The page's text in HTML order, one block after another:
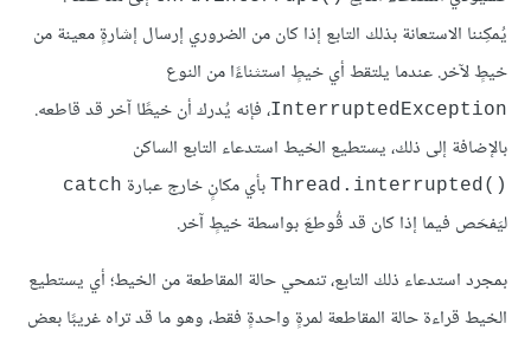
يُمكِننا الاستعانة بذلك التابع إذا كان من الضروري إرسال إشارةٍ معينة من
خيطٍ لآخر. عندما يلتقط أي خيطٍ استثناءًا من النوع
InterruptedException، فإنه يُدرك أن خيطًا آخر قد قاطعه.
بالإضافة إلى ذلك، يستطيع الخيط استدعاء التابع الساكن
Thread.interrupted()‎ بأي مكانٍ خارج عبارة catch
ليَفحَص فيما إذا كان قد قُوطعَ بواسطة خيطٍ آخر.
بمجرد استدعاء ذلك التابع، تنمحي حالة المقاطعة من الخيط؛ أي يستطيع
الخيط قراءة حالة المقاطعة لمرةٍ واحدةٍ فقط، وهو ما قد تراه غريبًا بعض